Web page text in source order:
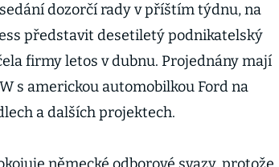
dozorčí rady v příštím týdnu, na
představit desetiletý podnikatelský
firmy letos v dubnu. Projednány mají
s americkou automobilkou Ford na
a dalších projektech.